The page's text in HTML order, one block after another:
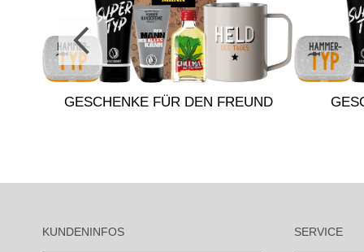
GESCHENKE FÜR DEN FREUND
KUNDENINFOS SERVICE